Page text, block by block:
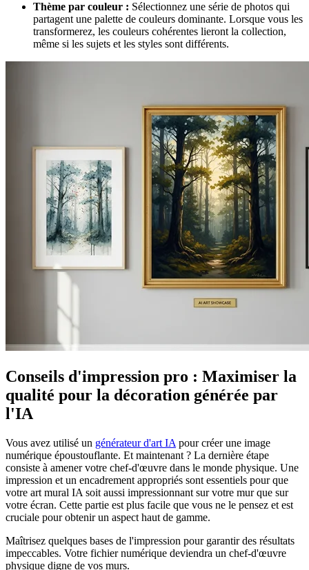
Thème par couleur : Sélectionnez une série de photos qui
partagent une palette de couleurs dominante. Lorsque vous les
transformerez, les couleurs cohérentes lieront la collection,
même si les sujets et les styles sont différents.
Conseils d'impression pro : Maximiser la
qualité pour la décoration générée par
l'IA
Vous avez utilisé un générateur d'art IA pour créer une image
numérique époustouflante. Et maintenant ? La dernière étape
consiste à amener votre chef-d'œuvre dans le monde physique. Une
impression et un encadrement appropriés sont essentiels pour que
votre art mural IA soit aussi impressionnant sur votre mur que sur
votre écran. Cette partie est plus facile que vous ne le pensez et est
cruciale pour obtenir un aspect haut de gamme.
Maîtrisez quelques bases de l'impression pour garantir des résultats
impeccables. Votre fichier numérique deviendra un chef-d'œuvre
physique digne de vos murs.